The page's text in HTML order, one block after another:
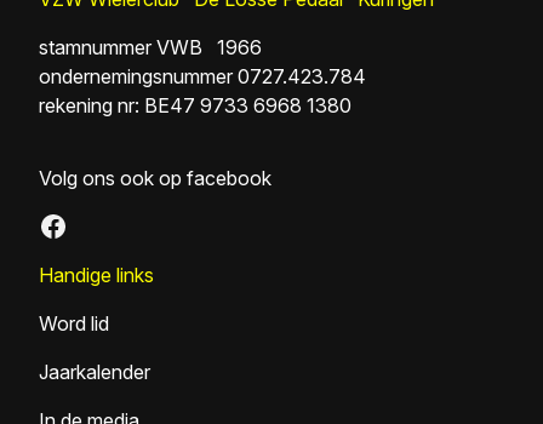
stamnummer VWB 1966
ondernemingsnummer 0727.423.784
rekening nr: BE47 9733 6968 1380
Volg ons ook op facebook
Facebook
Handige links
Word lid
Jaarkalender